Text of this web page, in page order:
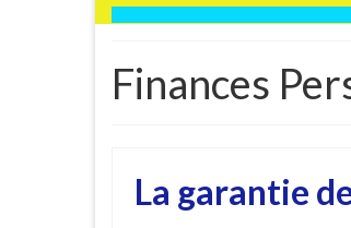
Finances
La garantie